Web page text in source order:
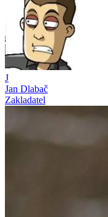
J
Jan Dlabač
Zakladatel